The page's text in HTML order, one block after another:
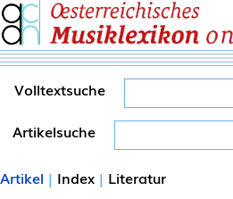
Volltextsuche
Artikelsuche
Artikel | Index | Literatur